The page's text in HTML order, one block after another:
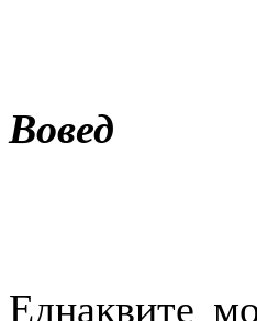
Вовед
Еднаквите